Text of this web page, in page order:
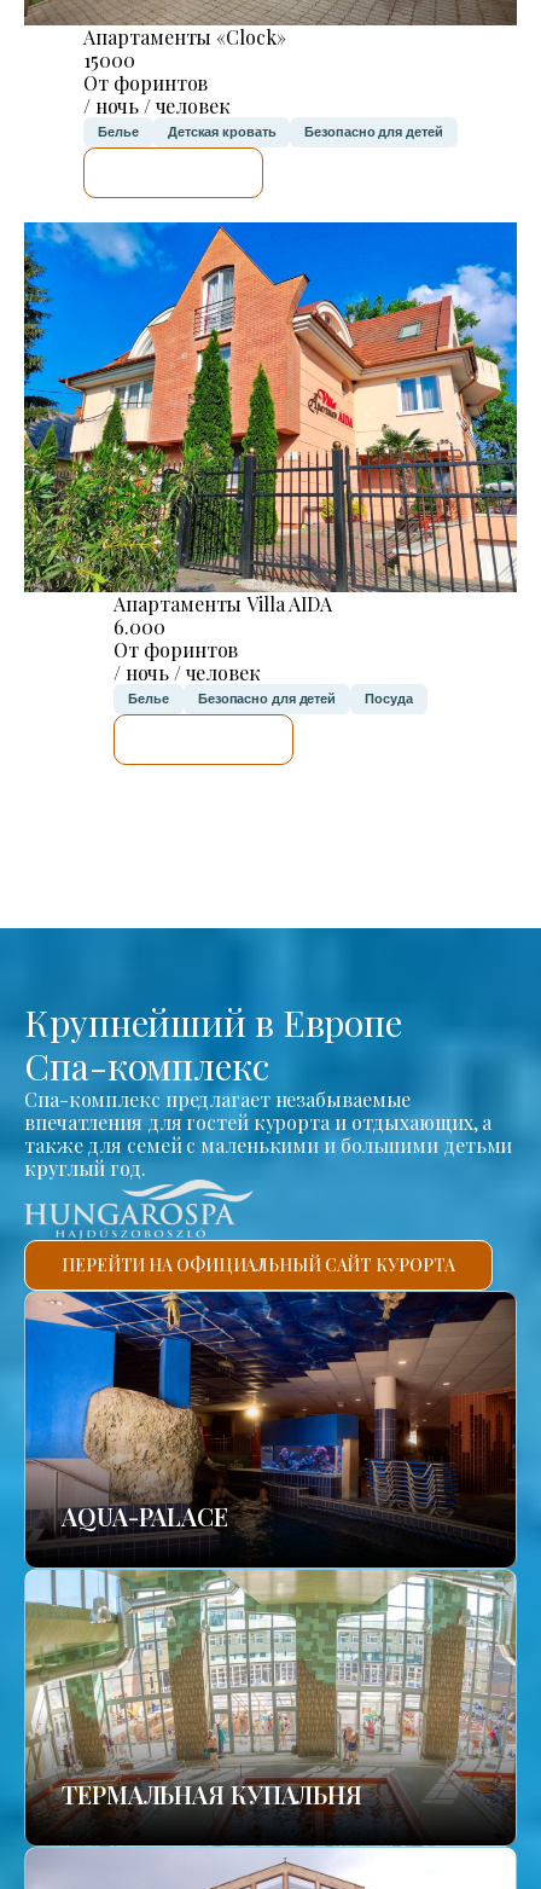
Апартаменты «Clock»
15000
От форинтов
/ ночь / человек
Белье Детская кровать Безопасно для детей
Апартаменты Villa AIDA
6.000
От форинтов
/ ночь / человек
Белье Безопасно для детей Посуда
Крупнейший в Европе
Спа-комплекс
Спа-комплекс предлагает незабываемые
впечатления для гостей курорта и отдыхающих, а
также для семей с маленькими и большими детьми
круглый год.
ПЕРЕЙТИ НА ОФИЦИАЛЬНЫЙ САЙТ КУРОРТА
AQUA-PALACE
TЕРМАЛЬНАЯ КУПАЛЬНЯ